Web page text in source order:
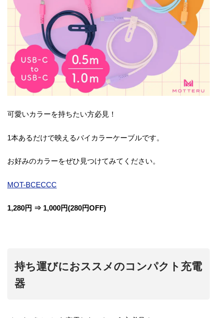
可愛いカラーを持ちたい方必見！
1本あるだけで映えるバイカラーケーブルです。
お好みのカラーをぜひ見つけてみてください。
MOT-BCECCC
1,280円 ⇒ 1,000円(280円OFF)
持ち運びにおススメのコンパクト充電
器